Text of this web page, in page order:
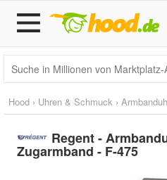
Hood › Uhren & Schmuck ›
Regent -
Zugarmband - F-475